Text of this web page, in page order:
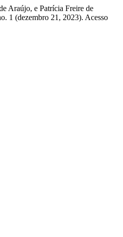
Araújo, e Patrícia Freire de
1 (dezembro 21, 2023). Acesso